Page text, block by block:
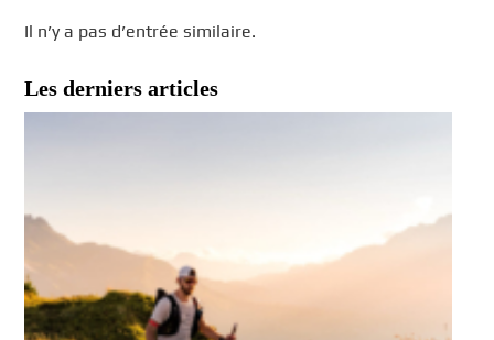
Il n’y a pas d’entrée similaire.
Les derniers articles